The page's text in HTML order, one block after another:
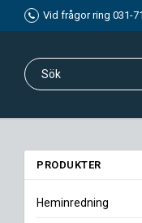
Vid frågor ring 031-
PRODUKTER
Heminredning